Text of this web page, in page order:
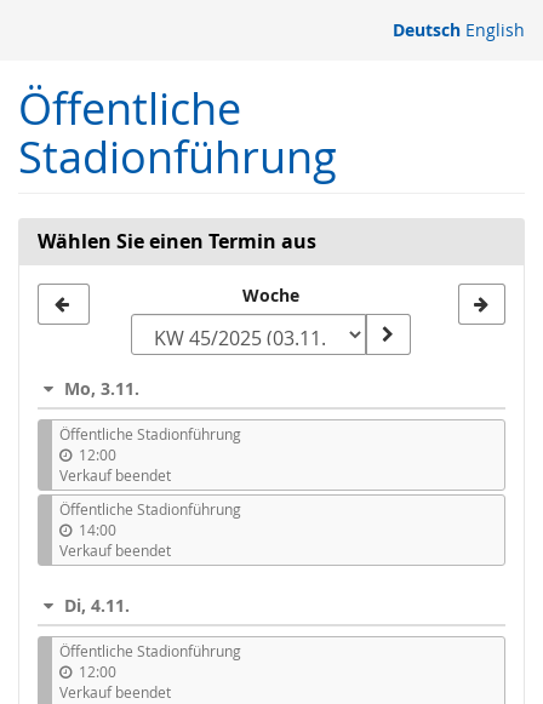
springen
Deutsch English
Öffentliche
Stadionführung
Wählen Sie einen Termin aus
zur
auswählen
Woche
Mo, 3.11.
Öffentliche Stadionführung
12:00
Verkauf beendet
Öffentliche Stadionführung
14:00
Verkauf beendet
Di, 4.11.
Öffentliche Stadionführung
12:00
Verkauf beendet